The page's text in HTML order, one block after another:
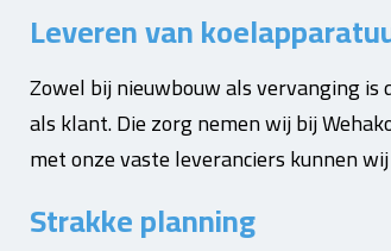
Leveren van
Zowel bij nieuwbouw als vervanging
als klant. Die zorg nemen wij bij
met onze vaste leveranciers kunnen
Strakke planning